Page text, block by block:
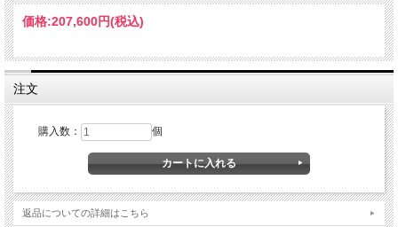
価格:207,600円(税込)
注文
購入数： 個
返品についての詳細はこちら